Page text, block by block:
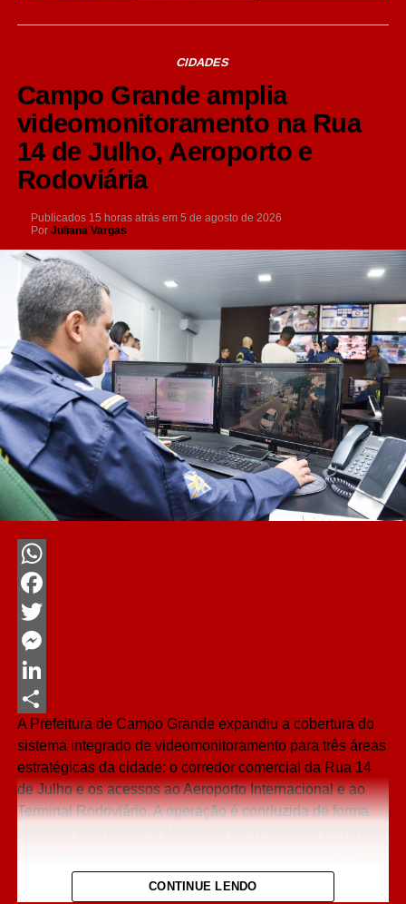
CIDADES
Campo Grande amplia
videomonitoramento na Rua
14 de Julho, Aeroporto e
Rodoviária
Publicados 15 horas atrás em 5 de agosto de 2026
Por Juliana Vargas
WhatsApp
Facebook
Twitter
Messenger
LinkedIn
Share
A Prefeitura de Campo Grande expandiu a cobertura do
sistema integrado de videomonitoramento para três áreas
estratégicas da cidade: o corredor comercial da Rua 14
de Julho e os acessos ao Aeroporto Internacional e ao
Terminal Rodoviário. A operação é conduzida de forma
Defesa Social (Sesdes).
CONTINUE LENDO